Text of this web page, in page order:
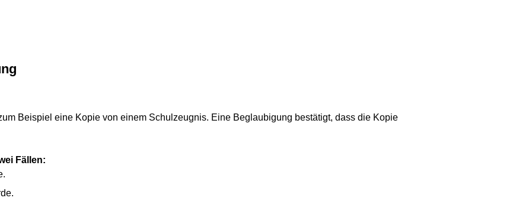
Beispiel eine Kopie von einem Schulzeugnis. Eine Beglaubigung bestätigt, dass die Kopie
Fällen: